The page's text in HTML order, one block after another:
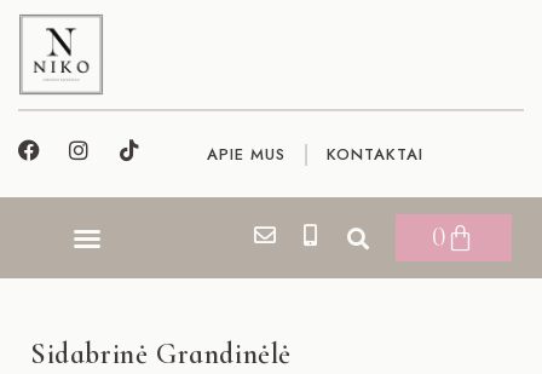
APIE MUS KONTAKTAI
0
Sidabrinė Grandinėlė